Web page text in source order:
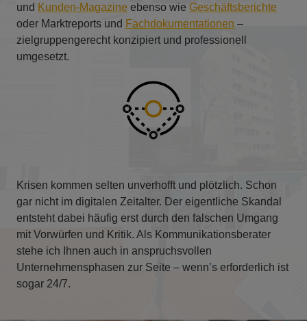
und Kunden-Magazine ebenso wie Geschäftsberichte
oder Marktreports und Fachdokumentationen –
zielgruppengerecht konzipiert und professionell
umgesetzt.
Krisen kommen selten unverhofft und plötzlich. Schon
gar nicht im digitalen Zeitalter. Der eigentliche Skandal
entsteht dabei häufig erst durch den falschen Umgang
mit Vorwürfen und Kritik. Als Kommunikationsberater
stehe ich Ihnen auch in anspruchsvollen
Unternehmensphasen zur Seite – wenn’s erforderlich ist
sogar 24/7.